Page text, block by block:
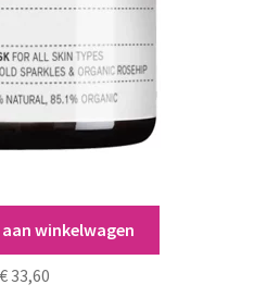
Gold Mask
€33,60
winkelwagen